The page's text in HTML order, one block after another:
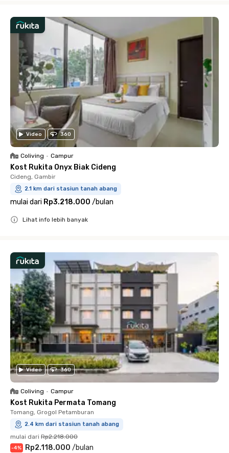
Video 360
Coliving • Campur
Kost Rukita Onyx Biak Cideng
Cideng, Gambir
2.1 km dari stasiun tanah abang
mulai dari Rp3.218.000 /bulan
Lihat info lebih banyak
Video 360
Coliving • Campur
Kost Rukita Permata Tomang
Tomang, Grogol Petamburan
2.4 km dari stasiun tanah abang
mulai dari Rp2.218.000
-4% Rp2.118.000 /bulan